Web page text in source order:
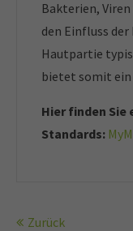
Bakterien,
den Einfluss
Hautpartie
bietet somit ein
Hier finden Sie
Standards:
Zurück